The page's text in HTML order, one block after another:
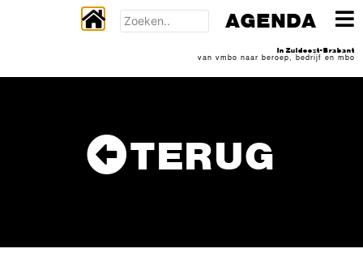
TERUG
AGENDA
In Zuidoost-Brabant
van vmbo naar beroep, bedrijf en mbo